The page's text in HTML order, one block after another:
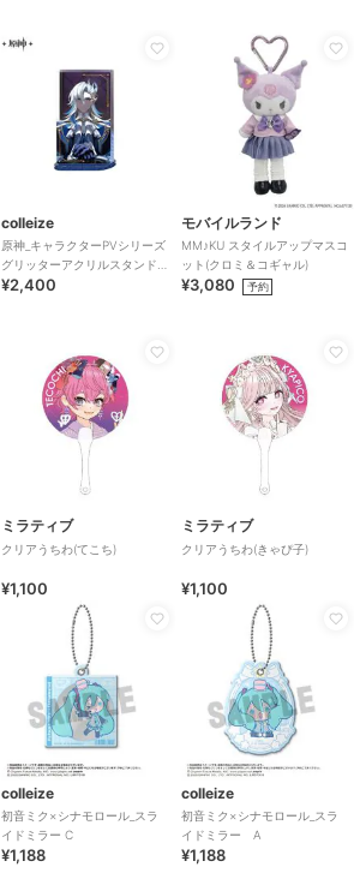
colleize
原神_キャラクターPVシリーズ
グリッターアクリルスタンド
ヌヴィレット
¥2,400
モバイルランド
MM♪KU スタイルアップマスコ
ット(クロミ＆コギャル)
¥3,080 予約
ミラティブ
クリアうちわ(てこち)
¥1,100
ミラティブ
クリアうちわ(きゃぴ子)
¥1,100
colleize
初音ミク×シナモロール_スラ
イドミラー C
¥1,188
colleize
初音ミク×シナモロール_スラ
イドミラー A
¥1,188